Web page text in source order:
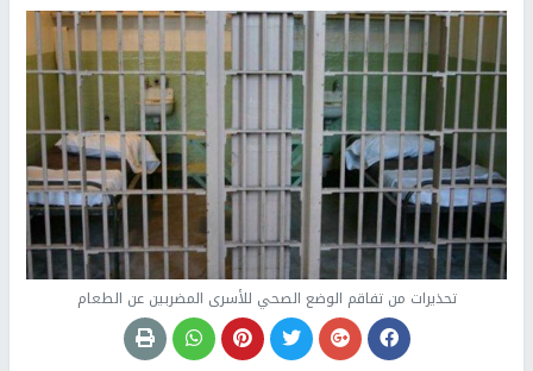
تحذيرات من تفاقم الوضع الصحي للأسرى المضربين عن الطعام